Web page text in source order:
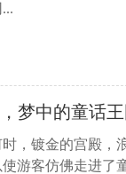
梦中的童话王
时，镀金的宫殿，
游客仿佛走进了